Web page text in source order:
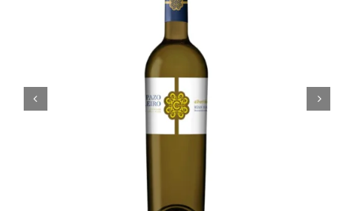
Contacto